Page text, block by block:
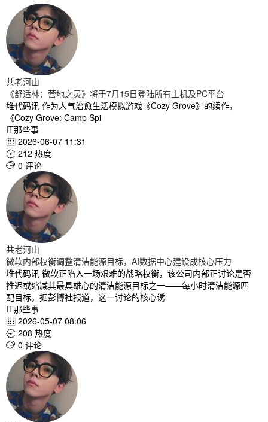
共老河山
《舒适林：营地之灵》将于7月15日登陆所有主机及PC平台
堆代码讯 作为人气治愈生活模拟游戏《Cozy Grove》的续作，
《Cozy Grove: Camp Spi
IT那些事
 2026-06-07 11:31
 212 热度
 0 评论
共老河山
微软内部权衡调整清洁能源目标，AI数据中心建设成核心压力
堆代码讯 微软正陷入一场艰难的战略权衡，该公司内部正讨论是否
推迟或缩减其最具雄心的清洁能源目标之一——每小时清洁能源匹
配目标。据彭博社报道，这一讨论的核心诱
IT那些事
 2026-05-07 08:06
 208 热度
 0 评论